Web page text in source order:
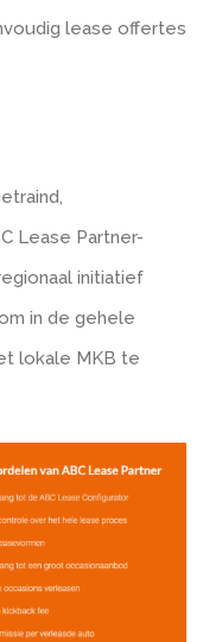
lease offertes
Lease Partner-
initiatief
in de gehele
lokale MKB te